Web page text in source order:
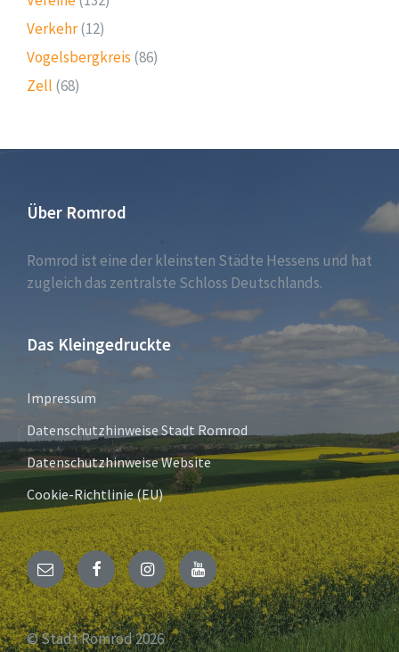
Verkehr(12)
Vogelsbergkreis (86)
Zell (68)
Über Romrod
Romrod ist eine der kleinsten Städte Hessens und hat
zugleich das zentralste Schloss Deutschlands.
Das Kleingedruckte
Impressum
Datenschutzhinweise Stadt Romrod
Datenschutzhinweise Website
Cookie-Richtlinie (EU)
E-
Mail
FacebookInstagramYouTube
© Stadt Romrod 2026